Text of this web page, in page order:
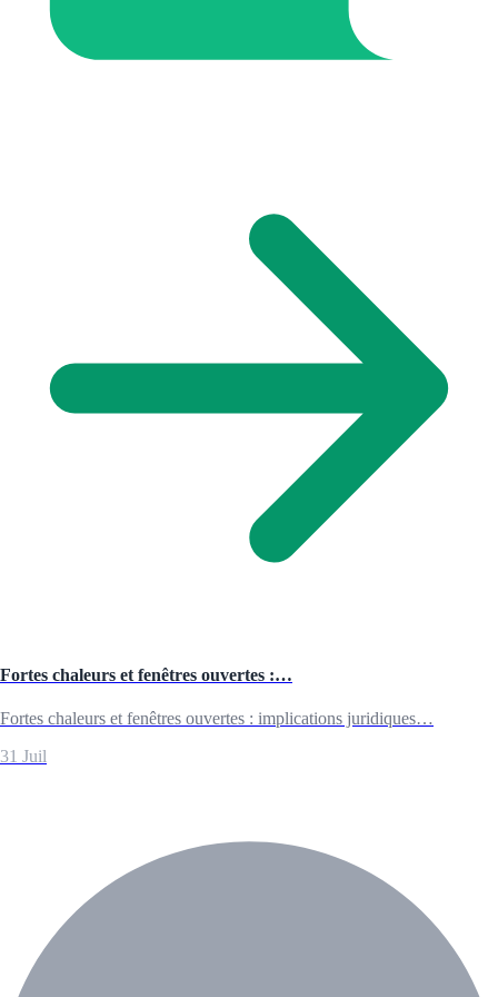
Fortes chaleurs et fenêtres ouvertes :…
Fortes chaleurs et fenêtres ouvertes : implications juridiques…
31 Juil